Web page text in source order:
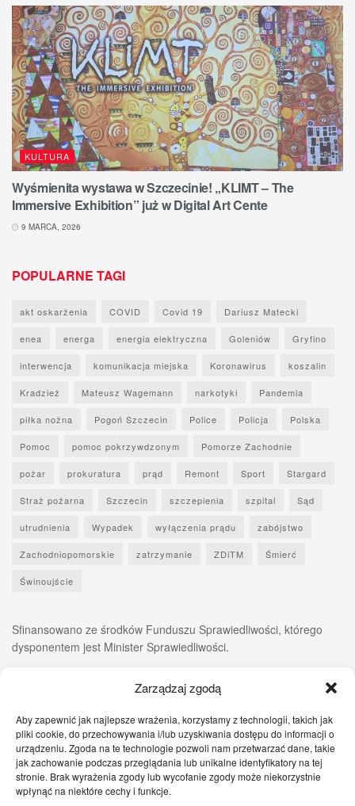
Zarządzaj zgodą
Aby zapewnić jak najlepsze wrażenia, korzystamy z technologii, takich jak
pliki cookie, do przechowywania i/lub uzyskiwania dostępu do informacji o
urządzeniu. Zgoda na te technologie pozwoli nam przetwarzać dane, takie
jak zachowanie podczas przeglądania lub unikalne identyfikatory na tej
stronie. Brak wyrażenia zgody lub wycofanie zgody może niekorzystnie
wpłynąć na niektóre cechy i funkcje.
KULTURA
Wyśmienita wystawa w Szczecinie! „KLIMT – The
Immersive Exhibition” już w Digital Art Cente
9 MARCA, 2026
POPULARNE TAGI
akt oskarżenia COVID Covid 19 Dariusz Matecki
enea energa energia elektryczna Goleniów Gryfino
interwencja komunikacja miejska Koronawirus koszalin
Kradzież Mateusz Wagemann narkotyki Pandemia
piłka nożna Pogoń Szczecin Police Policja Polska
Pomoc pomoc pokrzywdzonym Pomorze Zachodnie
pożar prokuratura prąd Remont Sport Stargard
Straż pożarna Szczecin szczepienia szpital Sąd
utrudnienia Wypadek wyłączenia prądu zabójstwo
Zachodniopomorskie zatrzymanie ZDiTM Śmierć
Świnoujście
Sfinansowano ze środków Funduszu Sprawiedliwości, którego
dysponentem jest Minister Sprawiedliwości.